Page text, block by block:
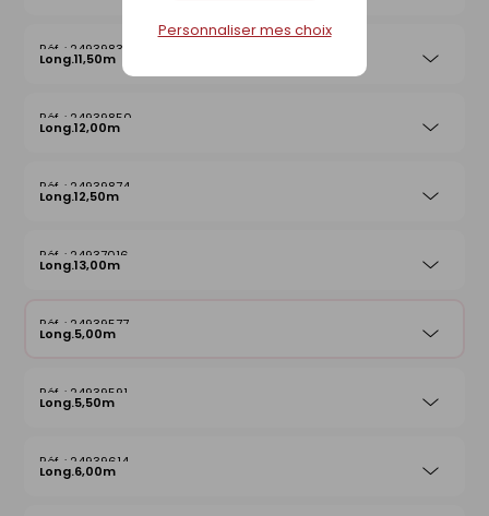
Personnaliser mes choix
24939836
Long.11,50m
24939850
Long.12,00m
24939874
Long.12,50m
24937016
Long.13,00m
24939577
Long.5,00m
24939591
Long.5,50m
24939614
Long.6,00m